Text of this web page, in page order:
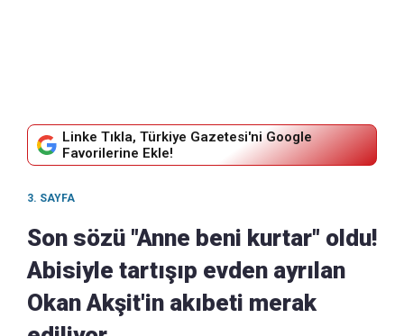
Linke Tıkla, Türkiye Gazetesi'ni Google
Favorilerine Ekle!
3. SAYFA
Son sözü "Anne beni kurtar" oldu!
Abisiyle tartışıp evden ayrılan
Okan Akşit'in akıbeti merak